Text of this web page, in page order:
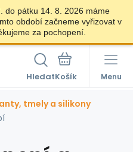
do pátku 14. 8. 2026 máme
období začneme vyřizovat v
za pochopení.
Hledat Menu
tmely a silikony